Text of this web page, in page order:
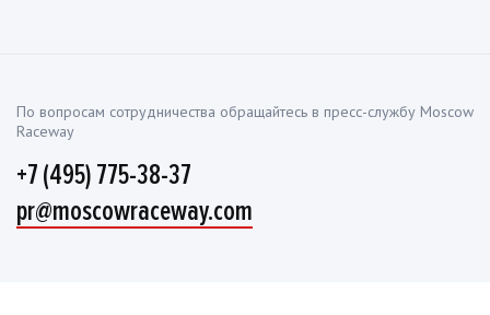
По вопросам сотрудничества обращайтесь в пресс-службу Moscow
Raceway
+7 (495) 775-38-37
pr@moscowraceway.com